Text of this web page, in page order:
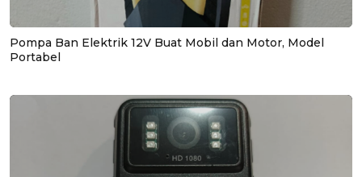
Pompa Ban Elektrik 12V Buat Mobil dan Motor, Model
Portabel